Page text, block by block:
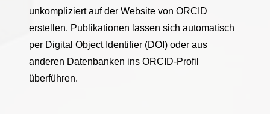
unkompliziert auf der Website von ORCID
erstellen. Publikationen lassen sich automatisch
per Digital Object Identifier (DOI) oder aus
anderen Datenbanken ins ORCID-Profil
überführen.